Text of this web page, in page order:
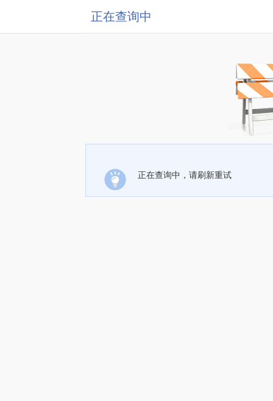
正在查询中
正在查询中，请刷新重试